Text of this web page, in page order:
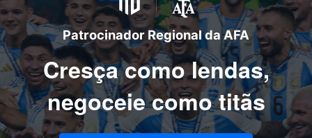
Patrocinador Regional da AFA
Cresça como lendas,
negoceie como titãs